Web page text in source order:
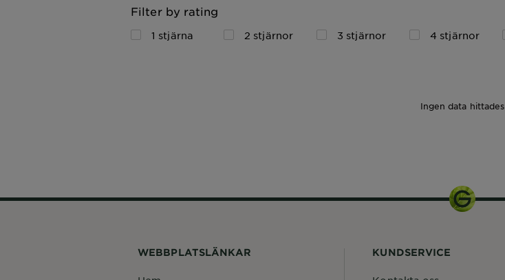
Filter by rating
1 stjärna 2 stjärnor 3 stjärnor 4 stjärnor
Ingen data hittades
WEBBPLATSLÄNKAR KUNDSERVICE